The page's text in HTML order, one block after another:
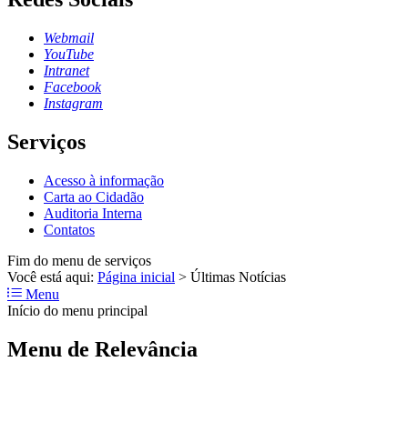
Webmail
YouTube
Intranet
Facebook
Instagram
Serviços
Acesso à informação
Carta ao Cidadão
Auditoria Interna
Contatos
Fim do menu de serviços
Você está aqui: Página inicial > Últimas Notícias
Menu
Início do menu principal
Menu de Relevância